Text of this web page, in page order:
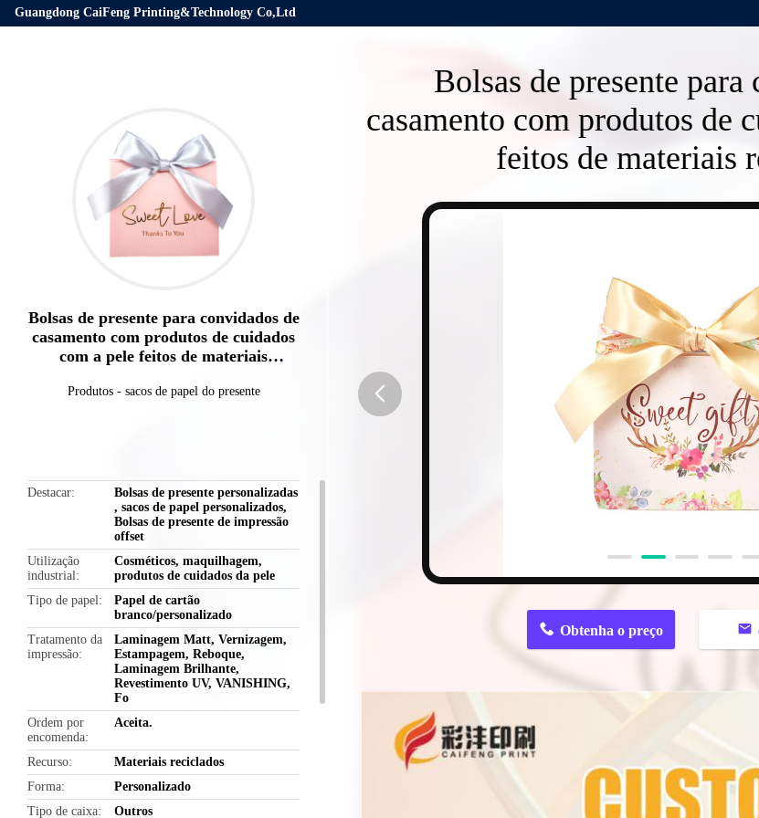
Guangdong CaiFeng Printing&Technology Co,Ltd
Bolsas de presente para convidados de
casamento com produtos de cuidados
com a pele feitos de materiais
Produtos- sacos de papel do presente
Destacar
Bolsas de presente personalizadas
,sacos de papel personalizados,
Bolsas de presente de impressão
offset
Utilização
industrial
Cosméticos, maquilhagem,
produtos de cuidados da pele
Tipo de papel
Papel de cartão
branco/personalizado
Tratamento da
impressão
Laminagem Matt, Vernizagem,
Estampagem, Reboque,
Laminagem Brilhante,
Revestimento UV, VANISHING,
Fo
Ordem por
encomenda
Aceita.
Recurso
Materiais reciclados
Forma
Personalizado
Tipo de caixa
Outros
Bolsas de presente para
casamento com produtos de
feitos de materiais
Obtenha o preço